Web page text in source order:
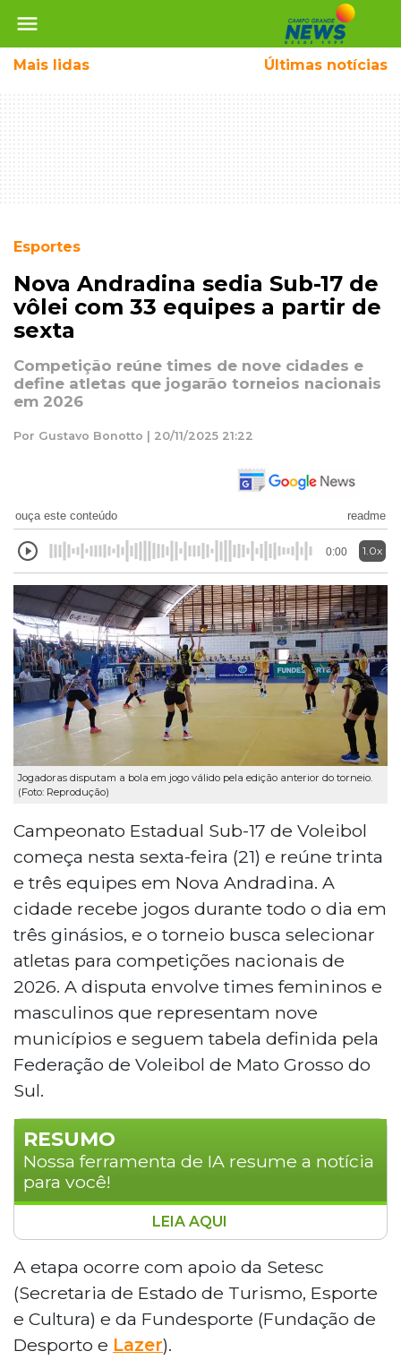
menu
Mais lidas Últimas notícias
Esportes
Nova Andradina sedia Sub-17 de
vôlei com 33 equipes a partir de
sexta
Competição reúne times de nove cidades e
define atletas que jogarão torneios nacionais
em 2026
Por Gustavo Bonotto | 20/11/2025 21:22
ouça este conteúdo readme
0:00 1.0x
Jogadoras disputam a bola em jogo válido pela edição anterior do torneio.
(Foto: Reprodução)
Campeonato Estadual Sub-17 de Voleibol
começa nesta sexta-feira (21) e reúne trinta
e três equipes em Nova Andradina. A
cidade recebe jogos durante todo o dia em
três ginásios, e o torneio busca selecionar
atletas para competições nacionais de
2026. A disputa envolve times femininos e
masculinos que representam nove
municípios e seguem tabela definida pela
Federação de Voleibol de Mato Grosso do
Sul.
RESUMO
Nossa ferramenta de IA resume a notícia
para você!
Nova Andradina sedia, a partir desta
sexta-feira (21), o Campeonato Estadual
Sub-17 de Voleibol, reunindo 33 equipes
de nove municípios sul-mato-grossenses.
As disputas acontecerão em três ginásios
diferentes, com jogos simultâneos
LEIA AQUI
A etapa ocorre com apoio da Setesc
(Secretaria de Estado de Turismo, Esporte
e Cultura) e da Fundesporte (Fundação de
Desporto e Lazer).